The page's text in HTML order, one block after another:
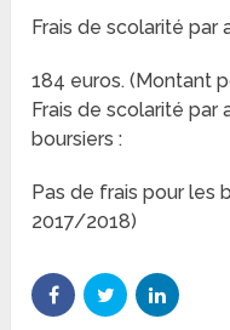
Frais de scolarité par
184 euros. (Montant
Frais de scolarité par
boursiers :
Pas de frais pour les
2017/2018)